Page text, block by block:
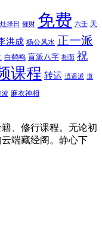
择日 催财 免费 六壬 天
洪成 杨公风水 正一派
白鹤鸣 盲派八字 相面 祝
课程 转运 逍遥派 道
波 麻衣神相
、修行课程。无论初
端藏经阁。静心下